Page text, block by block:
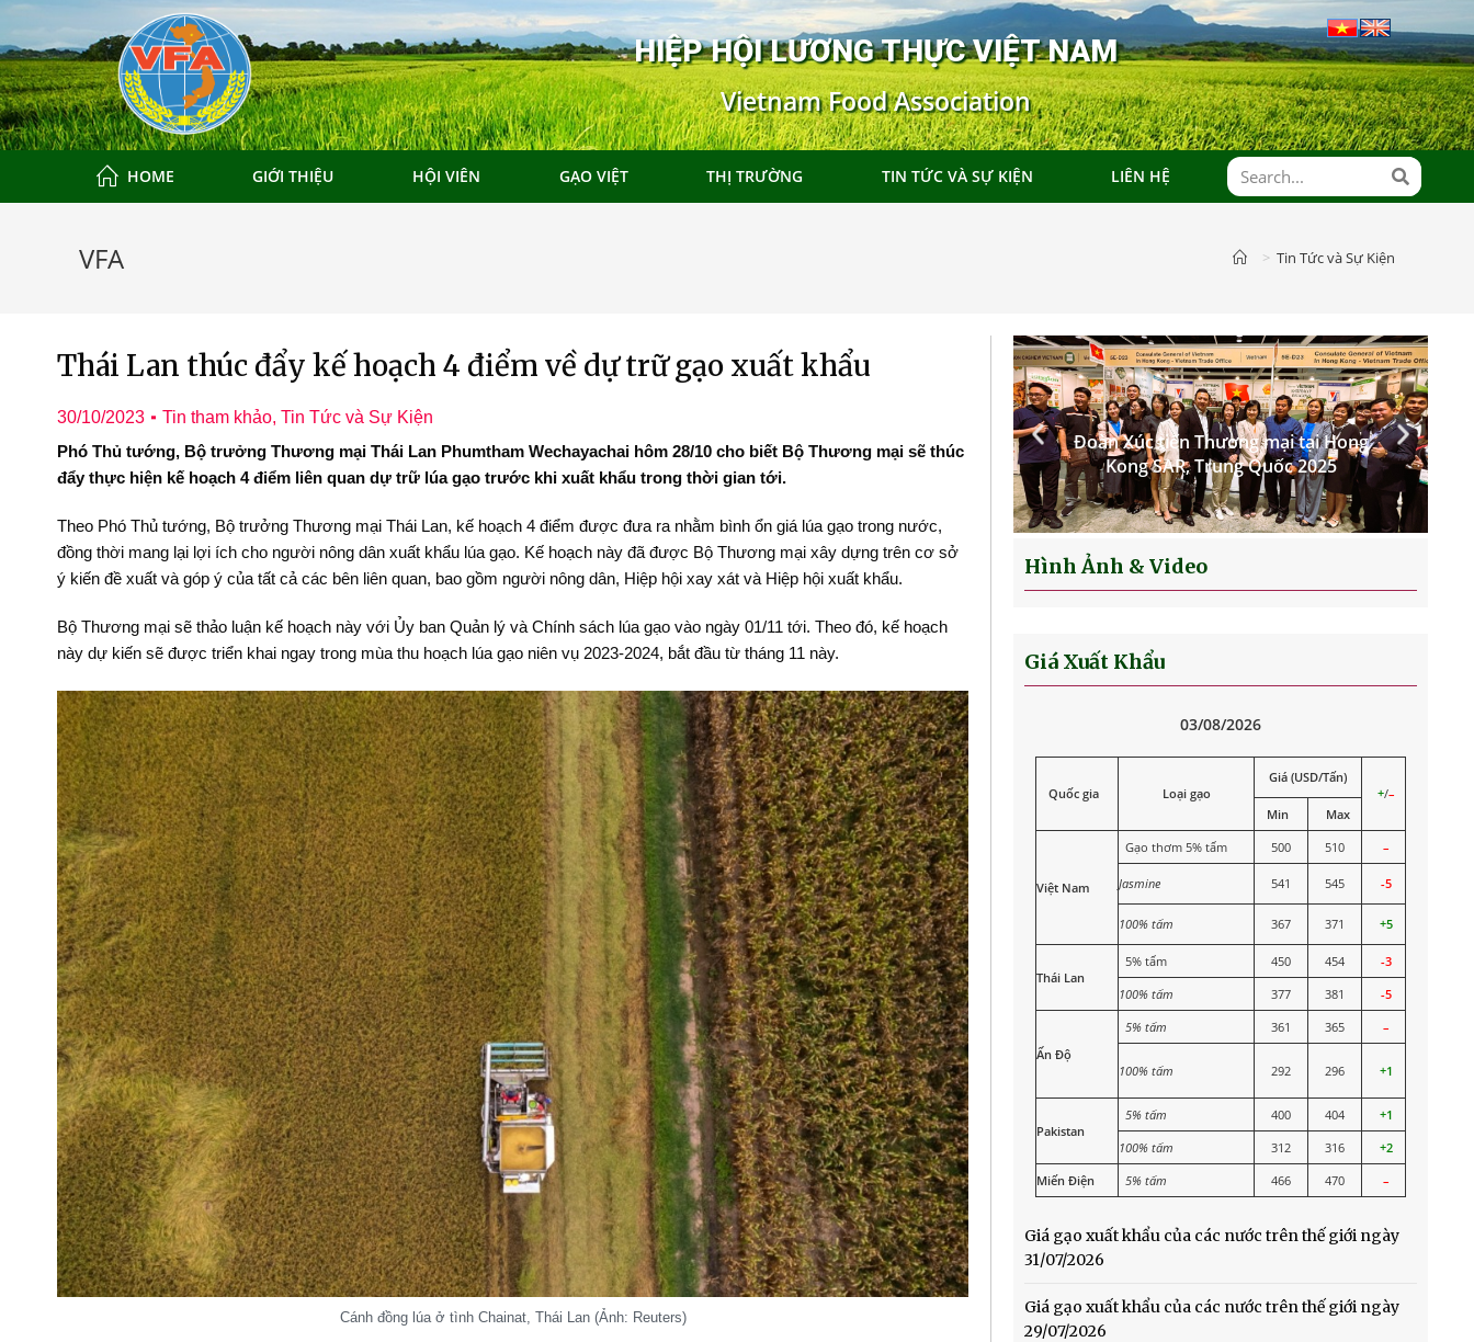
HIỆP HỘI LƯƠNG THỰC VIỆT NAM
Vietnam Food Association
HOME GIỚI THIỆU HỘI VIÊN GẠO VIỆT THỊ TRƯỜNG TIN TỨC VÀ SỰ KIỆN LIÊN HỆ
VFA > Tin Tức và Sự Kiện
Thái Lan thúc đẩy kế hoạch 4 điểm về dự trữ gạo xuất khẩu
30/10/2023 Tin tham khảo, Tin Tức và Sự Kiện
Phó Thủ tướng, Bộ trưởng Thương mại Thái Lan Phumtham Wechayachai hôm 28/10 cho biết Bộ Thương mại sẽ thúc
đẩy thực hiện kế hoạch 4 điểm liên quan dự trữ lúa gạo trước khi xuất khẩu trong thời gian tới.
Theo Phó Thủ tướng, Bộ trưởng Thương mại Thái Lan, kế hoạch 4 điểm được đưa ra nhằm bình ổn giá lúa gạo trong nước,
đồng thời mang lại lợi ích cho người nông dân xuất khẩu lúa gạo. Kế hoạch này đã được Bộ Thương mại xây dựng trên cơ sở
ý kiến đề xuất và góp ý của tất cả các bên liên quan, bao gồm người nông dân, Hiệp hội xay xát và Hiệp hội xuất khẩu.
Bộ Thương mại sẽ thảo luận kế hoạch này với Ủy ban Quản lý và Chính sách lúa gạo vào ngày 01/11 tới. Theo đó, kế hoạch
này dự kiến sẽ được triển khai ngay trong mùa thu hoạch lúa gạo niên vụ 2023-2024, bắt đầu từ tháng 11 này.
Cánh đồng lúa ở tình Chainat, Thái Lan (Ảnh: Reuters)
mại tại
Quốc 2025
Đoàn Xúc tiến Thương mại tại Hong
Kong SAR, Trung Quốc 2025
Đoàn Xúc tiến Thương mại tại Hong
Kong SAR, Trung Quốc 2025
Đoàn Xúc tiến Thương mại tại Hong
Kong SAR, Trung Quốc 2025
Hình Ảnh & Video
Giá Xuất Khẩu
03/08/2026
Quốc gia Loại gạo
Giá (USD/Tấn)
+/–
Min
Max
Việt Nam
Gạo thơm 5% tấm 500 510 –
Jasmine 541 545 -5
100% tấm 367 371 +5
Thái Lan
5% tấm 450 454
-3
100% tấm
377 381 -5
Ấn Độ
5% tấm 361 365 –
100% tấm 292 296 +1
Pakistan
5% tấm 400 404
+1
100% tấm
312 316
+2
Miến Điện
5% tấm 466 470 –
Giá gạo xuất khẩu của các nước trên thế giới ngày
31/07/2026
Giá gạo xuất khẩu của các nước trên thế giới ngày
29/07/2026